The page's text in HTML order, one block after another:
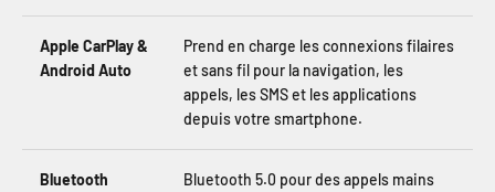
Apple CarPlay &
Android Auto
Prend en charge les connexions filaires
et sans fil pour la navigation, les
appels, les SMS et les applications
depuis votre smartphone.
Bluetooth
Bluetooth 5.0 pour des appels mains